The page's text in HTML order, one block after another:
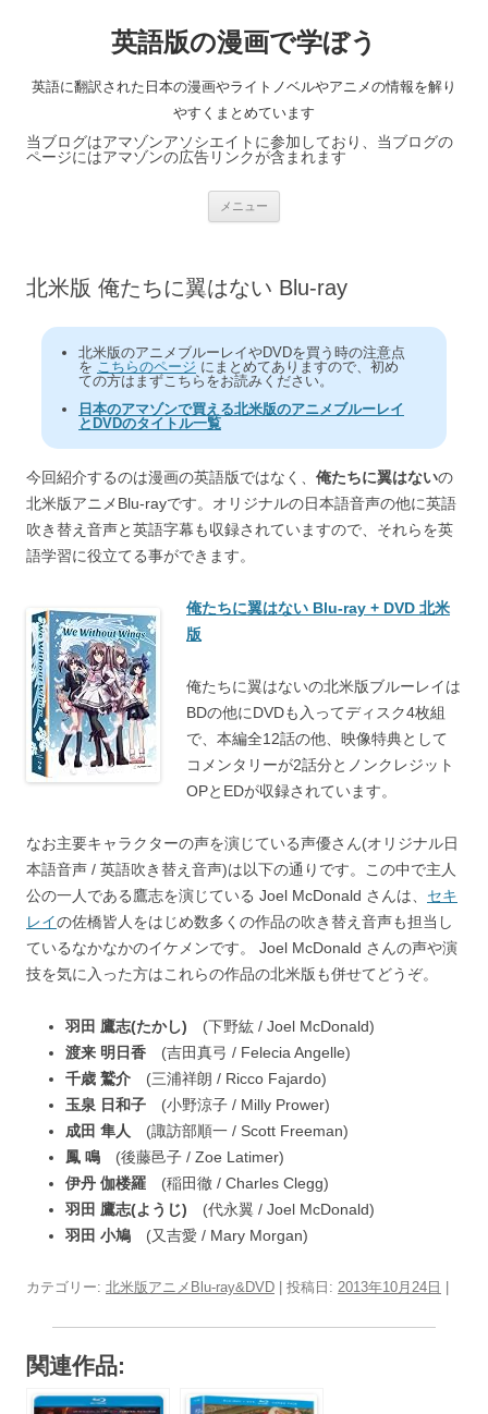
英語版の漫画で学ぼう
英語に翻訳された日本の漫画やライトノベルやアニメの情報を解り
やすくまとめています
当ブログはアマゾンアソシエイトに参加しており、当ブログの
ページにはアマゾンの広告リンクが含まれます
メニュー
ス
北米版 俺たちに翼はない Blu-ray
北米版のアニメブルーレイやDVDを買う時の注意点
を こちらのページ にまとめてありますので、初め
ての方はまずこちらをお読みください。
日本のアマゾンで買える北米版のアニメブルーレイ
とDVDのタイトル一覧
今回紹介するのは漫画の英語版ではなく、 俺たちに翼はないの
北米版アニメBlu-rayです。オリジナルの日本語音声の他に英語
吹き替え音声と英語字幕も収録されていますので、それらを英
語学習に役立てる事ができます。
俺たちに翼はない Blu-ray + DVD 北米
版
俺たちに翼はないの北米版ブルーレイは
BDの他にDVDも入ってディスク4枚組
で、本編全12話の他、映像特典として
コメンタリーが2話分とノンクレジット
OPとEDが収録されています。
なお主要キャラクターの声を演じている声優さん(オリジナル日
本語音声 / 英語吹き替え音声)は以下の通りです。この中で主人
公の一人である鷹志を演じている Joel McDonald さんは、 セキ
レイの佐橋皆人をはじめ数多くの作品の吹き替え音声も担当し
ているなかなかのイケメンです。 Joel McDonald さんの声や演
技を気に入った方はこれらの作品の北米版も併せてどうぞ。
羽田 鷹志(たかし) (下野紘 / Joel McDonald)
渡来 明日香 (吉田真弓 / Felecia Angelle)
千歳 鷲介 (三浦祥朗 / Ricco Fajardo)
玉泉 日和子 (小野涼子 / Milly Prower)
成田 隼人 (諏訪部順一 / Scott Freeman)
鳳 鳴 (後藤邑子 / Zoe Latimer)
伊丹 伽楼羅 (稲田徹 / Charles Clegg)
羽田 鷹志(ようじ) (代永翼 / Joel McDonald)
羽田 小鳩 (又吉愛 / Mary Morgan)
カテゴリー: 北米版アニメBlu-ray&DVD | 投稿日: 2013年10月24日
関連作品: